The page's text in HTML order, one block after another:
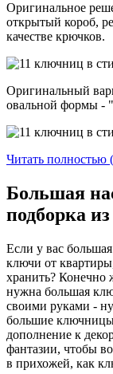
Оригинальное
открытый короб,
качестве крючков.
Оригинальный
овальной формы -
Читать полностью
Большая
подборка
Если у вас большая
ключи от
хранить?
нужна большая
своими руками -
большие
дополнение к
фантазии, чтобы
в прихожей, как